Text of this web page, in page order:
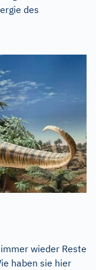
des
wieder Reste
haben sie hier